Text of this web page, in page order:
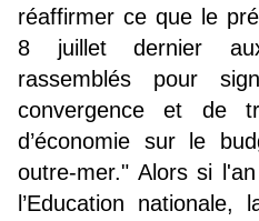
réaffirmer ce que le
8 juillet dernier
rassemblés pour
convergence et de
d’économie sur le
outre-mer." Alors si
l’Education